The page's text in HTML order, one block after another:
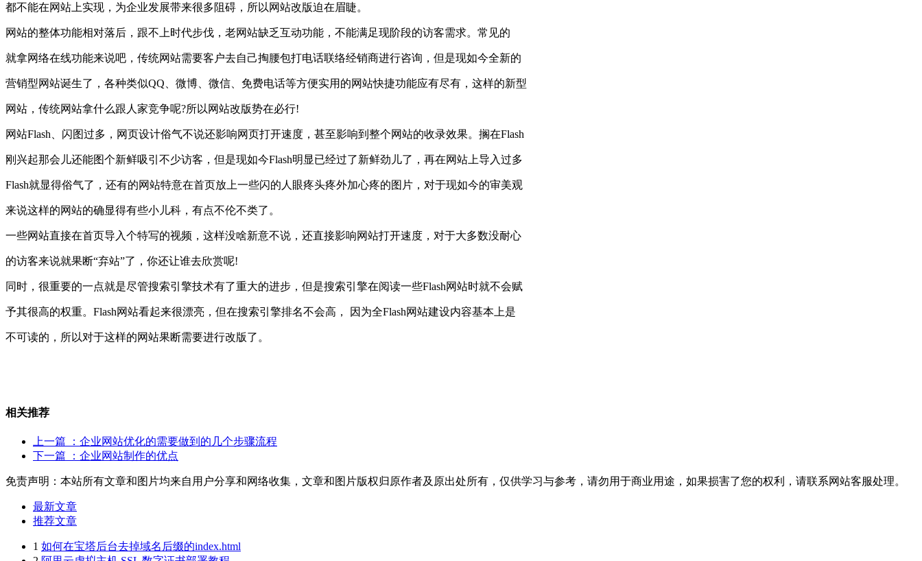
都不能在网站上实现，为企业发展带来很多阻碍，所以网站改版迫在眉睫。
网站的整体功能相对落后，跟不上时代步伐，老网站缺乏互动功能，不能满足现阶段的访客需求。常见的
就拿网络在线功能来说吧，传统网站需要客户去自己掏腰包打电话联络经销商进行咨询，但是现如今全新的
营销型网站诞生了，各种类似QQ、微博、微信、免费电话等方便实用的网站快捷功能应有尽有，这样的新型
网站，传统网站拿什么跟人家竞争呢?所以网站改版势在必行!
网站Flash、闪图过多，网页设计俗气不说还影响网页打开速度，甚至影响到整个网站的收录效果。搁在Flash
刚兴起那会儿还能图个新鲜吸引不少访客，但是现如今Flash明显已经过了新鲜劲儿了，再在网站上导入过多
Flash就显得俗气了，还有的网站特意在首页放上一些闪的人眼疼头疼外加心疼的图片，对于现如今的审美观
来说这样的网站的确显得有些小儿科，有点不伦不类了。
一些网站直接在首页导入个特写的视频，这样没啥新意不说，还直接影响网站打开速度，对于大多数没耐心
的访客来说就果断“弃站”了，你还让谁去欣赏呢!
同时，很重要的一点就是尽管搜索引擎技术有了重大的进步，但是搜索引擎在阅读一些Flash网站时就不会赋
予其很高的权重。Flash网站看起来很漂亮，但在搜索引擎排名不会高， 因为全Flash网站建设内容基本上是
不可读的，所以对于这样的网站果断需要进行改版了。
相关推荐
上一篇
：企业网站优化的需要做到的几个步骤流程
下一篇
：企业网站制作的优点
免责声明：本站所有文章和图片均来自用户分享和网络收集，文章和图片版权归原作者及原出处所有，仅供学习与参考，请勿用于商业用途，如果损害了您的权利，请联系网站客服处理。
最新文章
推荐文章
1 如何在宝塔后台去掉域名后缀的index.html